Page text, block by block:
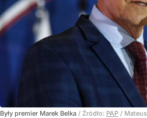
Były premier Marek Belka / Źródło: PAP /